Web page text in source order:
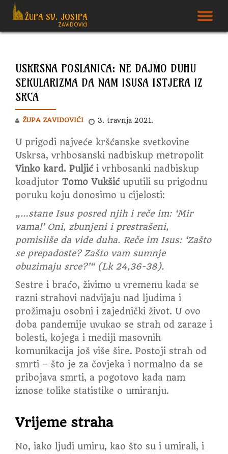
to
ŽUPA SV. JOSIPA
ZAVIDOVIĆI
USKRSNA POSLANICA: NE DAJMO DUHU
SEKULARIZMA DA NAM ISUSA ISTJERA IZ
SRCA
ŽUPA ZAVIDOVIĆI 3. travnja 2021.
U prigodi najveće kršćanske svetkovine
Uskrsa, vrhbosanski nadbiskup metropolit
Vinko kard. Puljići vrhbosanki nadbiskup
koadjutor Tomo Vukšićuputili su prigodnu
poruku koju donosimo u cijelosti:
„…stane Isus posred njih i reče im: ‘Mir
vama!’ Oni, zbunjeni i prestrašeni,
pomisliše da vide duha. Reče im Isus: ‘Zašto
se prepadoste? Zašto vam sumnje
obuzimaju srce?’“ (Lk 24,36-38).
Sestre i braćo, živimo u vremenu kada se
razni strahovi nadvijaju nad ljudima i
prožimaju osobni i zajednički život. U ovo
doba pandemije uvukao se strah od zaraze i
bolesti, kojega i mediji masovnih
komunikacija još više šire. Postoji strah od
smrti – što je za čovjeka i normalno da se
pribojava smrti, a pogotovo kada nam
iznose tolike statistike o umiranju.
Vrijeme straha
No, iako ljudi umiru, kao što su i umirali, i